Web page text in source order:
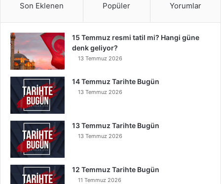
Son Eklenen Popüler Yorumlar
15 Temmuz resmi tatil mi? Hangi güne
denk geliyor?
13 Temmuz 2026
14 Temmuz Tarihte Bugün
13 Temmuz 2026
13 Temmuz Tarihte Bugün
13 Temmuz 2026
12 Temmuz Tarihte Bugün
11 Temmuz 2026